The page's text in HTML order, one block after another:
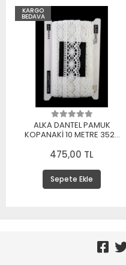
KARGO
BEDAVA
ALKA DANTEL PAMUK
KOPANAKİ 10 METRE 3520
475,00 TL
Sepete Ekle